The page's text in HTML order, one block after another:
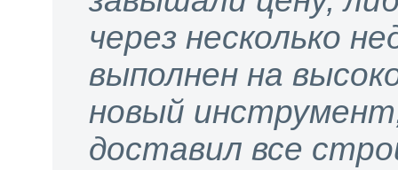
через несколько
выполнен на
новый
доставил все